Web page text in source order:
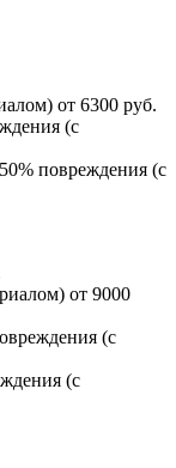
от 6300 руб.
(с
повреждения (с
от 9000
(с
(с